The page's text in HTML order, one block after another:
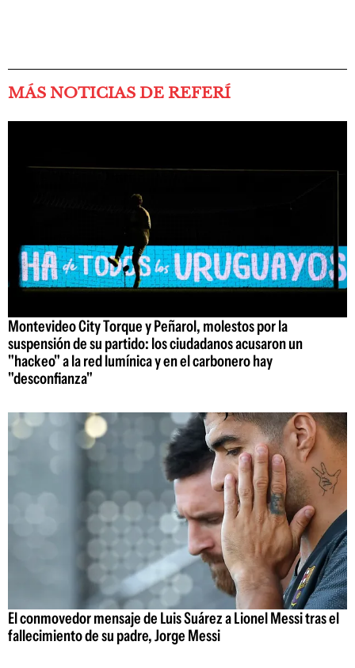
MÁS NOTICIAS DE REFERÍ
Montevideo City Torque y Peñarol, molestos por la
suspensión de su partido: los ciudadanos acusaron un
"hackeo" a la red lumínica y en el carbonero hay
"desconfianza"
El conmovedor mensaje de Luis Suárez a Lionel Messi tras el
fallecimiento de su padre, Jorge Messi